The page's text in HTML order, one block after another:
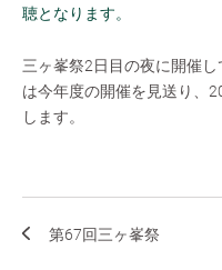
聴となります。
三ヶ峯祭2日目の夜に開催
は今年度の開催を見送り、
します。
第67回三ヶ峯祭